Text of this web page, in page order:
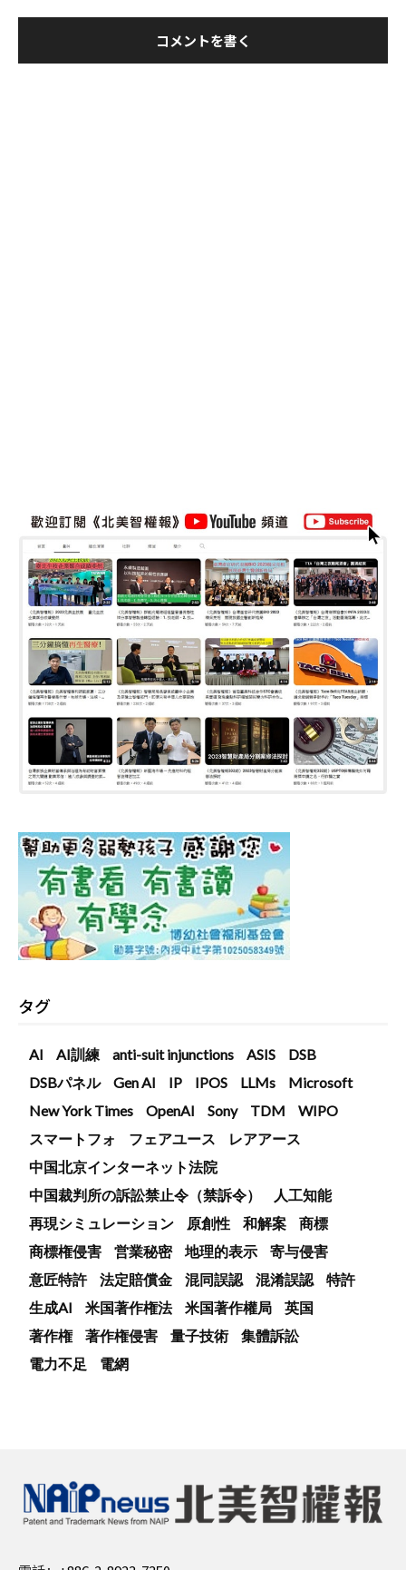
タグ
AI AI訓練 anti-suit injunctions ASIS
DSB
DSBパネル
Gen AI IP IPOS LLMs
Microsoft
New York Times
OpenAI Sony TDM
WIPO
スマートフォ
フェアユース
レアアース
中国北京インターネット法院
中国裁判所の訴訟禁止令（禁訴令）
人工知能
再現シミュレーション
原創性 和解案
商標
商標権侵害
営業秘密 地理的表示
寄与侵害
意匠特許
法定賠償金 混同誤認 混淆誤認
特許
生成AI
米国著作権法 米国著作權局
英国
著作権
著作権侵害 量子技術
集體訴訟
電力不足
電網